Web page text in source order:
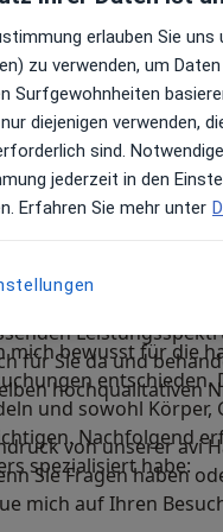
jameda-Seite und
für
Barmbek.
bietet Ihnen
6 Minuten Fußweg
für Sie da und
hochqualitativen
von unserer avi
Sie Fragen haben
mich auf Ihren
Medizin in der avi
mich bewusst für die
entschieden.
und sowohl Körper,
Nachfolgend
spezialisiert habe:
erlauben Sie
zu verwenden, um
Surfgewohnheiten
diejenigen verwenden,
sind.
jederzeit in den
Erfahren Sie mehr unter